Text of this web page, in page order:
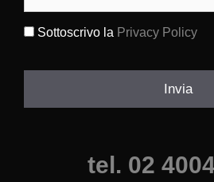
Sottoscrivo la Privacy Policy
Invia
tel. 02